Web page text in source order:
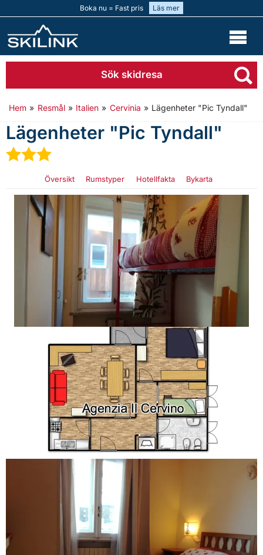
Boka nu = Fast pris Läs mer
Sök skidresa
Hem » Resmål » Italien » Cervinia » Lägenheter "Pic Tyndall"
Lägenheter "Pic Tyndall"
★★
Översikt Rumstyper Hotellfakta Bykarta